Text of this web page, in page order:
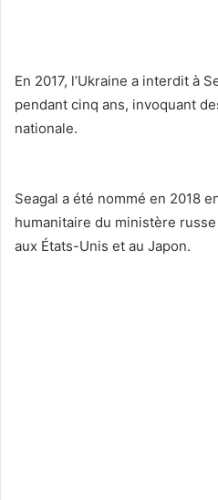
En 2017, l’Ukraine a interdit à
pendant cinq ans, invoquant
nationale.
Seagal a été nommé en 2018
humanitaire du ministère
aux États-Unis et au Japon.